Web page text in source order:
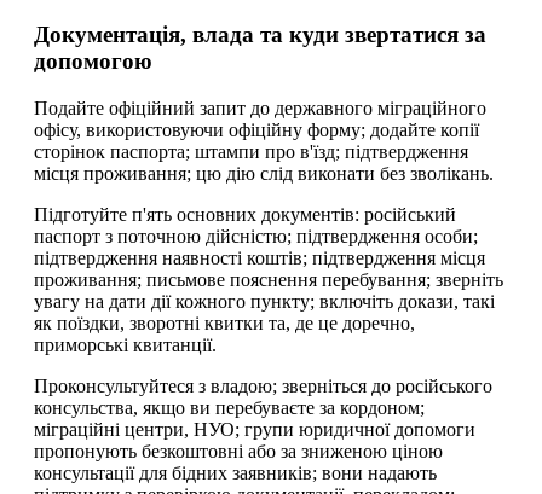
Документація, влада та куди звертатися за
допомогою
Подайте офіційний запит до державного міграційного
офісу, використовуючи офіційну форму; додайте копії
сторінок паспорта; штампи про в'їзд; підтвердження
місця проживання; цю дію слід виконати без зволікань.
Підготуйте п'ять основних документів: російський
паспорт з поточною дійсністю; підтвердження особи;
підтвердження наявності коштів; підтвердження місця
проживання; письмове пояснення перебування; зверніть
увагу на дати дії кожного пункту; включіть докази, такі
як поїздки, зворотні квитки та, де це доречно,
приморські квитанції.
Проконсультуйтеся з владою; зверніться до російського
консульства, якщо ви перебуваєте за кордоном;
міграційні центри, НУО; групи юридичної допомоги
пропонують безкоштовні або за зниженою ціною
консультації для бідних заявників; вони надають